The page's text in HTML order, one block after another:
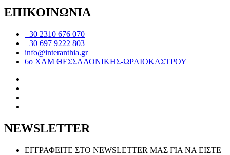
ΕΠΙΚΟΙΝΩΝΙΑ
+30 2310 676 070
+30 697 9222 803
info@interanthia.gr
6ο ΧΛΜ ΘΕΣΣΑΛΟΝΙΚΗΣ-ΩΡΑΙΟΚΑΣΤΡΟΥ
NEWSLETTER
ΕΓΓΡΑΦΕΙΤΕ ΣΤΟ NEWSLETTER ΜΑΣ ΓΙΑ ΝΑ ΕΙΣΤΕ